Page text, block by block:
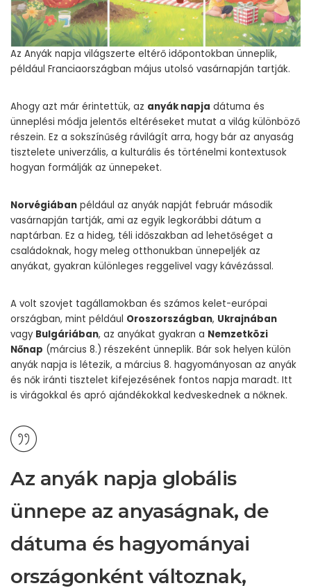
Az Anyák napja világszerte eltérő időpontokban ünneplik,
például Franciaországban május utolsó vasárnapján tartják.
Ahogy azt már érintettük, az anyák napja dátuma és
ünneplési módja jelentős eltéréseket mutat a világ különböző
részein. Ez a sokszínűség rávilágít arra, hogy bár az anyaság
tisztelete univerzális, a kulturális és történelmi kontextusok
hogyan formálják az ünnepeket.
Norvégiában például az anyák napját február második
vasárnapján tartják, ami az egyik legkorábbi dátum a
naptárban. Ez a hideg, téli időszakban ad lehetőséget a
családoknak, hogy meleg otthonukban ünnepeljék az
anyákat, gyakran különleges reggelivel vagy kávézással.
A volt szovjet tagállamokban és számos kelet-európai
országban, mint például Oroszországban, Ukrajnában
vagy Bulgáriában, az anyákat gyakran a Nemzetközi
Nőnap (március 8.) részeként ünneplik. Bár sok helyen külön
anyák napja is létezik, a március 8. hagyományosan az anyák
és nők iránti tisztelet kifejezésének fontos napja maradt. Itt
is virágokkal és apró ajándékokkal kedveskednek a nőknek.
Az anyák napja globális
ünnepe az anyaságnak, de
dátuma és hagyományai
országonként változnak,